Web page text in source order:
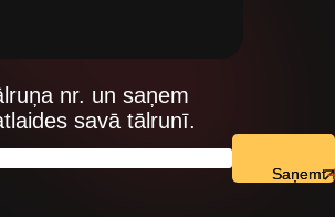
nr. un saņem
savā tālrunī.